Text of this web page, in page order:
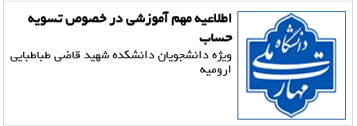
اطلاعیه مهم آموزشی در خصوص تسویه
حساب
ویژه دانشجویان دانشکده شهید قاضی طباطبایی
ارومیه